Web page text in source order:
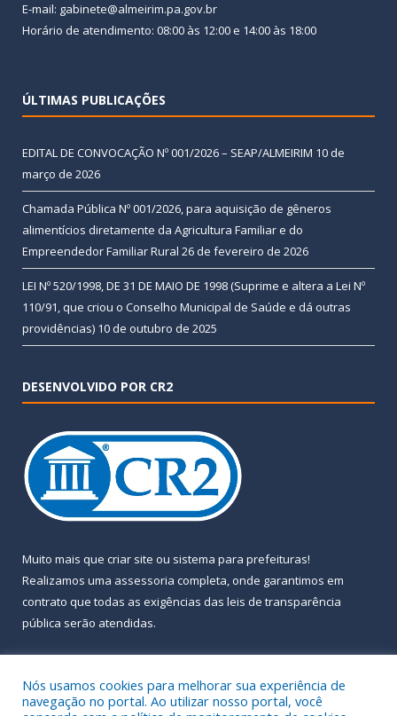
E-mail: gabinete@almeirim.pa.gov.br
Horário de atendimento: 08:00 às 12:00 e 14:00 às 18:00
ÚLTIMAS PUBLICAÇÕES
EDITAL DE CONVOCAÇÃO Nº 001/2026 – SEAP/ALMEIRIM 10 de
março de 2026
Chamada Pública Nº 001/2026, para aquisição de gêneros
alimentícios diretamente da Agricultura Familiar e do
Empreendedor Familiar Rural 26 de fevereiro de 2026
LEI Nº 520/1998, DE 31 DE MAIO DE 1998 (Suprime e altera a Lei Nº
110/91, que criou o Conselho Municipal de Saúde e dá outras
providências) 10 de outubro de 2025
DESENVOLVIDO POR CR2
Muito mais que criar site ou sistema para prefeituras!
Realizamos uma assessoria completa, onde garantimos em
contrato que todas as exigências das leis de transparência
pública serão atendidas.
Nós usamos cookies para melhorar sua experiência de
navegação no portal. Ao utilizar nosso portal, você